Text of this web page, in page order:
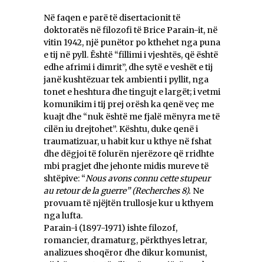
Në faqen e parë të disertacionit të
doktoratës në filozofi të Brice Parain-it, në
vitin 1942, një punëtor po kthehet nga puna
e tij në pyll. Është “fillimi i vjeshtës, që është
edhe afrimi i dimrit”, dhe sytë e veshët e tij
janë kushtëzuar tek ambienti i pyllit, nga
tonet e heshtura dhe tingujt e largët; i vetmi
komunikim i tij prej orësh ka qenë veç me
kuajt dhe “nuk është me fjalë mënyra me të
cilën iu drejtohet”. Kështu, duke qenë i
traumatizuar, u habit kur u kthye në fshat
dhe dëgjoi të folurën njerëzore që rridhte
mbi pragjet dhe jehonte midis mureve të
shtëpive: “Nous avons connu cette stupeur
au retour de la guerre” (Recherches 8). Ne
provuam të njëjtën trullosje kur u kthyem
nga lufta.
Parain-i (1897-1971) ishte filozof,
romancier, dramaturg, përkthyes letrar,
analizues shoqëror dhe dikur komunist,